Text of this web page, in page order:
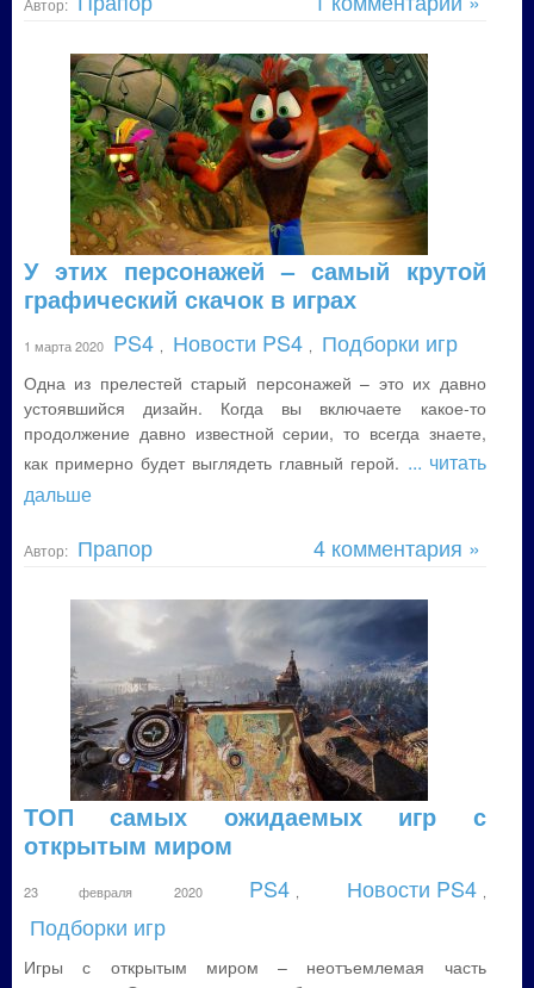
Автор:
У этих персонажей – самый крутой
графический скачок в играх
1 марта 2020 PS4 Новости PS4 Подборки игр
Одна из прелестей старый персонажей – это их давно
устоявшийся дизайн. Когда вы включаете какое-то
продолжение давно известной серии, то всегда знаете,
как примерно будет выглядеть главный герой. ... читать
дальше
Автор: Прапор 4 комментария »
ТОП самых ожидаемых игр с
открытым миром
23 февраля 2020 PS4 Новости PS4
Подборки игр
Игры с открытым миром – неотъемлемая часть